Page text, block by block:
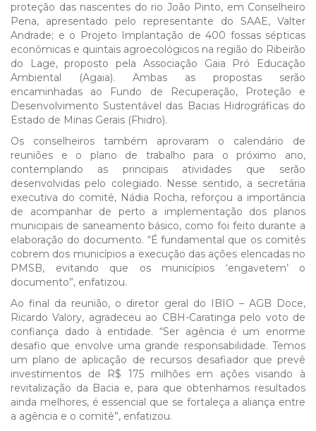
proteção das nascentes do rio João Pinto, em Conselheiro
Pena, apresentado pelo representante do SAAE, Valter
Andrade; e o Projeto Implantação de 400 fossas sépticas
econômicas e quintais agroecológicos na região do Ribeirão
do Lage, proposto pela Associação Gaia Pró Educação
Ambiental (Agaia). Ambas as propostas serão
encaminhadas ao Fundo de Recuperação, Proteção e
Desenvolvimento Sustentável das Bacias Hidrográficas do
Estado de Minas Gerais (Fhidro).
Os conselheiros também aprovaram o calendário de
reuniões e o plano de trabalho para o próximo ano,
contemplando as principais atividades que serão
desenvolvidas pelo colegiado. Nesse sentido, a secretária
executiva do comitê, Nádia Rocha, reforçou a importância
de acompanhar de perto a implementação dos planos
municipais de saneamento básico, como foi feito durante a
elaboração do documento. “É fundamental que os comitês
cobrem dos municípios a execução das ações elencadas no
PMSB, evitando que os municípios ‘engavetem’ o
documento”, enfatizou.
Ao final da reunião, o diretor geral do IBIO – AGB Doce,
Ricardo Valory, agradeceu ao CBH-Caratinga pelo voto de
confiança dado à entidade. “Ser agência é um enorme
desafio que envolve uma grande responsabilidade. Temos
um plano de aplicação de recursos desafiador que prevê
investimentos de R$ 175 milhões em ações visando à
revitalização da Bacia e, para que obtenhamos resultados
ainda melhores, é essencial que se fortaleça a aliança entre
a agência e o comitê”, enfatizou.